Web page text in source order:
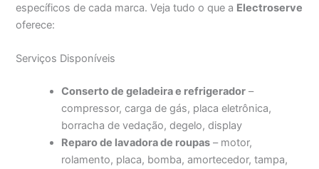
específicos de cada marca. Veja tudo o que a Electroserve
oferece:
Serviços Disponíveis
Conserto de geladeira e refrigerador –
compressor, carga de gás, placa eletrônica,
borracha de vedação, degelo, display
Reparo de lavadora de roupas – motor,
rolamento, placa, bomba, amortecedor, tampa,